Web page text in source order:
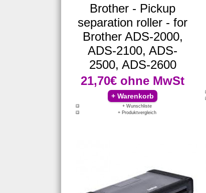
Brother - Pickup
separation roller - for
Brother ADS-2000,
ADS-2100, ADS-
2500, ADS-2600
21,70€ ohne MwSt
+ Wunschliste
+ Produktvergleich